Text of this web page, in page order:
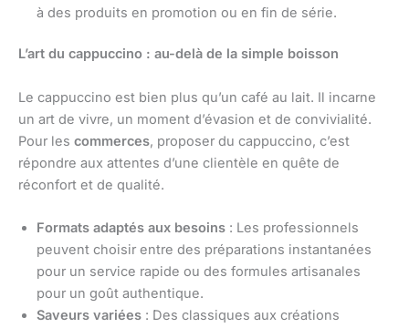
à des produits en promotion ou en fin de série.
L’art du cappuccino : au-delà de la simple boisson
Le cappuccino est bien plus qu’un café au lait. Il incarne
un art de vivre, un moment d’évasion et de convivialité.
Pour les commerces, proposer du cappuccino, c’est
répondre aux attentes d’une clientèle en quête de
réconfort et de qualité.
Formats adaptés aux besoins : Les professionnels
peuvent choisir entre des préparations instantanées
pour un service rapide ou des formules artisanales
pour un goût authentique.
Saveurs variées : Des classiques aux créations